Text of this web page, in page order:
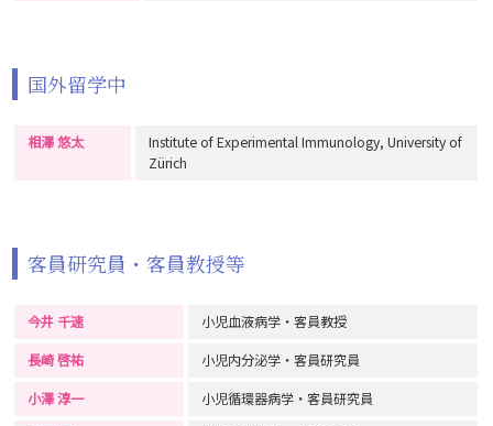
国外留学中
相澤 悠太
Institute of Experimental Immunology, University of
Zürich
客員研究員・客員教授等
今井 千速
小児血液病学・客員教授
長崎 啓祐
小児内分泌学・客員研究員
小澤 淳一
小児循環器病学・客員研究員